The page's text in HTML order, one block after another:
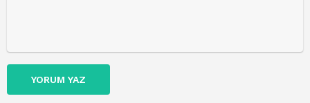
YORUM YAZ